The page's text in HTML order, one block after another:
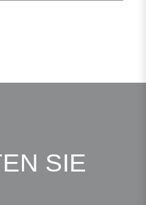
SIE